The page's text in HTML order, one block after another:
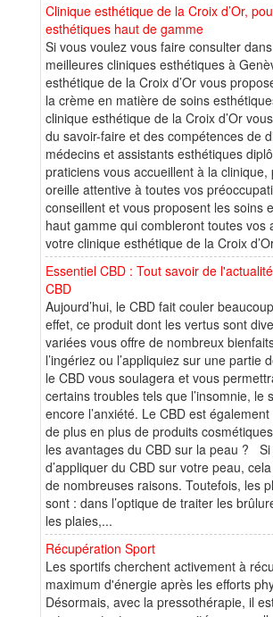
Clinique esthétique de la Croix d’Or,
esthétiques haut de gamme
Si vous voulez vous faire consulter dans
meilleures cliniques esthétiques à
esthétique de la Croix d’Or vous
la crème en matière de soins
clinique esthétique de la Croix d’Or
du savoir-faire et des compétences de
médecins et assistants esthétiques
praticiens vous accueillent à la clinique,
oreille attentive à toutes vos
conseillent et vous proposent les soins
haut gamme qui combleront toutes vos
votre clinique esthétique de la Croix
Essentiel CBD : Tout savoir de
CBD
Aujourd’hui, le CBD fait couler
effet, ce produit dont les vertus sont
variées vous offre de nombreux
l’ingériez ou l’appliquiez sur une partie
le CBD vous soulagera et vous
certains troubles tels que l’insomnie, le
encore l’anxiété. Le CBD est
de plus en plus de produits
les avantages du CBD sur la peau ?
d’appliquer du CBD sur votre peau,
de nombreuses raisons. Toutefois, les
sont : dans l’optique de traiter les
les plaies,...
Récupération Sport
Les sportifs cherchent activement à
maximum d'énergie après les efforts
Désormais, avec la pressothérapie, il